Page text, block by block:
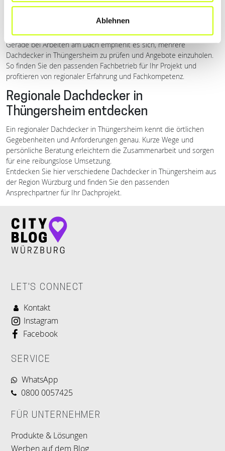
Ablehnen
Dachdecker in Thüngersheim miteinander zu vergleichen. Auf city-
können sich schnell einen Eindruck über Leistungen und
Schwerpunkte verschaffen.
Gerade bei Arbeiten am Dach empfiehlt es sich, mehrere
Dachdecker in Thüngersheim zu prüfen und Angebote einzuholen.
So finden Sie den passenden Fachbetrieb für Ihr Projekt und
profitieren von regionaler Erfahrung und Fachkompetenz.
Regionale Dachdecker in
Thüngersheim entdecken
Ein regionaler Dachdecker in Thüngersheim kennt die örtlichen
Gegebenheiten und Anforderungen genau. Kurze Wege und
persönliche Beratung erleichtern die Zusammenarbeit und sorgen
für eine reibungslose Umsetzung.
Entdecken Sie hier verschiedene Dachdecker in Thüngersheim aus
der Region Würzburg und finden Sie den passenden
Ansprechpartner für Ihr Dachprojekt.
LET'S CONNECT
Kontakt
Instagram
Facebook
SERVICE
WhatsApp
0800 0057425
FÜR UNTERNEHMER
Produkte & Lösungen
Werben auf dem Blog